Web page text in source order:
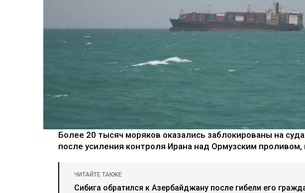
Более 20 тысяч моряков оказались заблокированы на
после усиления контроля Ирана над Ормузским проливом,
ЧИТАЙТЕ ТАКЖЕ
Сибига обратился к Азербайджану после гибели его